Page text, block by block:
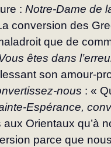
: Notre-Dame de
conversion des
que de
êtes dans
son amour-
nous : «
Espérance,
Orientaux qu’à
parce que